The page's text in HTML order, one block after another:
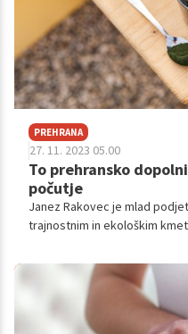
Njuno zgodbo, ki bo
spremljate tudi v 9. sezoni
polnem teku.
PREHRANA
27. 11. 2023 05.00
To prehransko
počutje
Janez Rakovec je mlad
trajnostnim in ekološkim
JANEZ. Gre za prehranska
blagega okusa, ki